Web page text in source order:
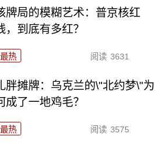
牌局的模糊艺术：普京核红
，到底有多红？
最热 阅读 3631
胖摊牌：乌克兰的\"北约梦\"为
成了一地鸡毛？
最热 阅读 3575